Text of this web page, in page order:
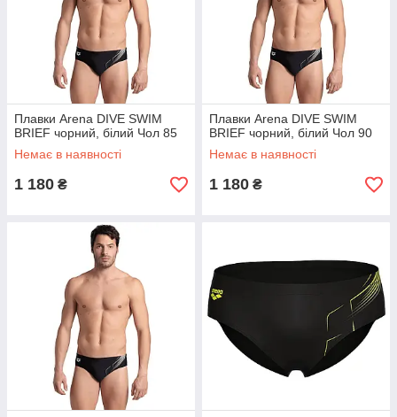
Плавки Arena DIVE SWIM
BRIEF чорний, білий Чол 85
Немає в наявності
1 180 ₴
Плавки Arena DIVE SWIM
BRIEF чорний, білий Чол 90
Немає в наявності
1 180 ₴